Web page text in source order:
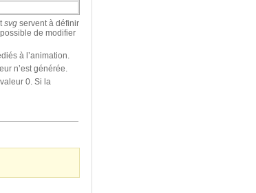
svg servent à définir
de modifier
à l’animation.
n’est générée.
0. Si la